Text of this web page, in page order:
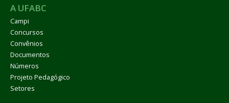
A UFABC
Campi
Concursos
Convênios
Documentos
Números
Projeto Pedagógico
Setores